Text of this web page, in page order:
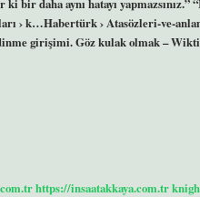
› k…Habertürk › Atasözleri-ve-
girişimi. Göz kulak olmak –
https://insaatakkaya.com.tr